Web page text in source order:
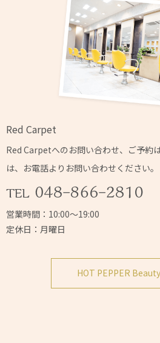
Red Carpet
Red Carpetへの お問い合わせ、ご予約
は、 お電話よりお問い合わせください。
営業時間：10:00～19:00
定休日：月曜日
HOT PEPPER